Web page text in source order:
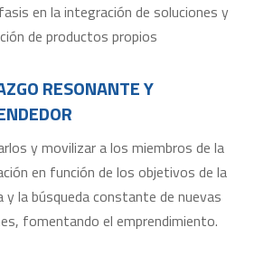
en la integración de soluciones y
de productos propios
RESONANTE Y
y movilizar a los miembros de la
en función de los objetivos de la
y la búsqueda constante de nuevas
fomentando el emprendimiento.